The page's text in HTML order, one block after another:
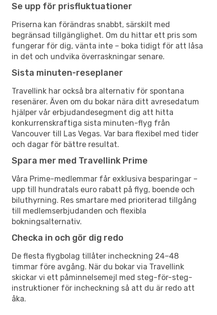
Se upp för prisfluktuationer
Priserna kan förändras snabbt, särskilt med
begränsad tillgänglighet. Om du hittar ett pris som
fungerar för dig, vänta inte – boka tidigt för att låsa
in det och undvika överraskningar senare.
Sista minuten-reseplaner
Travellink har också bra alternativ för spontana
resenärer. Även om du bokar nära ditt avresedatum
hjälper vår erbjudandesegment dig att hitta
konkurrenskraftiga sista minuten-flyg från
Vancouver till Las Vegas. Var bara flexibel med tider
och dagar för bättre resultat.
Spara mer med Travellink Prime
Våra Prime-medlemmar får exklusiva besparingar –
upp till hundratals euro rabatt på flyg, boende och
biluthyrning. Res smartare med prioriterad tillgång
till medlemserbjudanden och flexibla
bokningsalternativ.
Checka in och gör dig redo
De flesta flygbolag tillåter incheckning 24–48
timmar före avgång. När du bokar via Travellink
skickar vi ett påminnelsemejl med steg-för-steg-
instruktioner för incheckning så att du är redo att
åka.